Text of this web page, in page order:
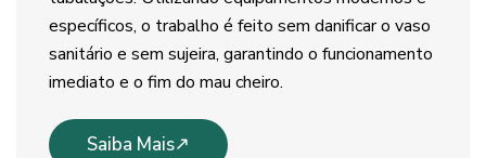
específicos, o trabalho é feito sem danificar o vaso
sanitário e sem sujeira, garantindo o funcionamento
imediato e o fim do mau cheiro.
Saiba Mais